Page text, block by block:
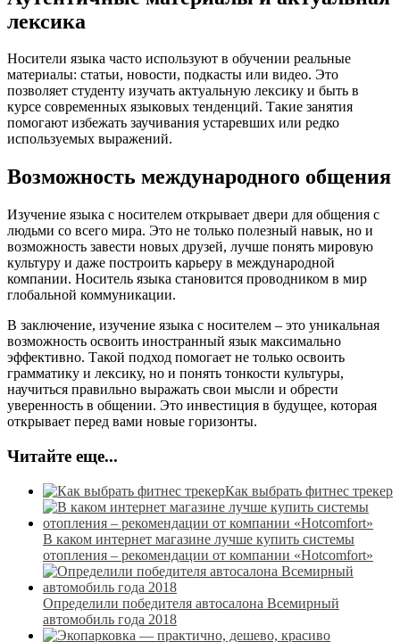
лексика
Носители языка часто используют в обучении реальные
материалы: статьи, новости, подкасты или видео. Это
позволяет студенту изучать актуальную лексику и быть в
курсе современных языковых тенденций. Такие занятия
помогают избежать заучивания устаревших или редко
используемых выражений.
Возможность международного общения
Изучение языка с носителем открывает двери для общения с
людьми со всего мира. Это не только полезный навык, но и
возможность завести новых друзей, лучше понять мировую
культуру и даже построить карьеру в международной
компании. Носитель языка становится проводником в мир
глобальной коммуникации.
В заключение, изучение языка с носителем – это уникальная
возможность освоить иностранный язык максимально
эффективно. Такой подход помогает не только освоить
грамматику и лексику, но и понять тонкости культуры,
научиться правильно выражать свои мысли и обрести
уверенность в общении. Это инвестиция в будущее, которая
открывает перед вами новые горизонты.
Читайте еще...
Как выбрать фитнес трекер
В каком интернет магазине лучше купить системы
отопления – рекомендации от компании «Hotcomfort»
Определили победителя автосалона Всемирный
автомобиль года 2018